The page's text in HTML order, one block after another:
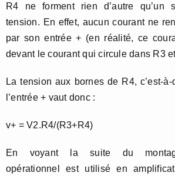
R4 ne forment rien d’autre qu’un
tension. En effet, aucun courant ne
par son entrée + (en réalité, ce
devant le courant qui circule dans R3
La tension aux bornes de R4, c’est-
l’entrée + vaut donc :
v+ = V2.R4/(R3+R4)
En voyant la suite du
opérationnel est utilisé en